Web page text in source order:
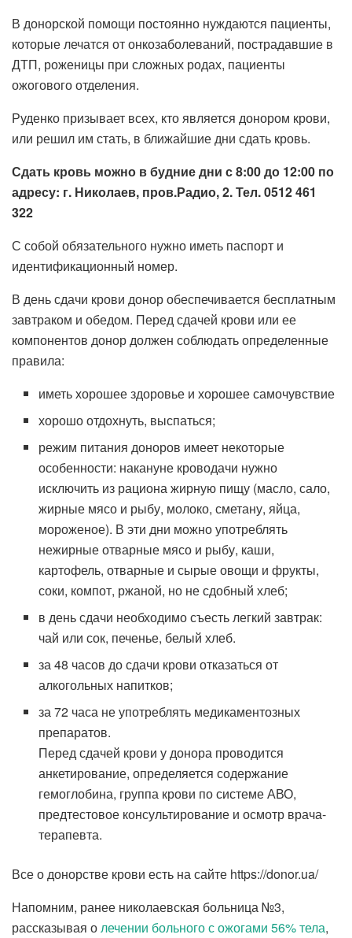
В донорской помощи постоянно нуждаются пациенты,
которые лечатся от онкозаболеваний, пострадавшие в
ДТП, роженицы при сложных родах, пациенты
ожогового отделения.
Руденко призывает всех, кто является донором крови,
или решил им стать, в ближайшие дни сдать кровь.
Сдать кровь можно в будние дни с 8:00 до 12:00 по
адресу: г. Николаев, пров.Радио, 2. Тел. 0512 461
322
С собой обязательного нужно иметь паспорт и
идентификационный номер.
В день сдачи крови донор обеспечивается бесплатным
завтраком и обедом. Перед сдачей крови или ее
компонентов донор должен соблюдать определенные
правила:
иметь хорошее здоровье и хорошее самочувствие
хорошо отдохнуть, выспаться;
режим питания доноров имеет некоторые
особенности: накануне кроводачи нужно
исключить из рациона жирную пищу (масло, сало,
жирные мясо и рыбу, молоко, сметану, яйца,
мороженое). В эти дни можно употреблять
нежирные отварные мясо и рыбу, каши,
картофель, отварные и сырые овощи и фрукты,
соки, компот, ржаной, но не сдобный хлеб;
в день сдачи необходимо съесть легкий завтрак:
чай или сок, печенье, белый хлеб.
за 48 часов до сдачи крови отказаться от
алкогольных напитков;
за 72 часа не употреблять медикаментозных
препаратов.
Перед сдачей крови у донора проводится
анкетирование, определяется содержание
гемоглобина, группа крови по системе АВО,
предтестовое консультирование и осмотр врача-
терапевта.
Все о донорстве крови есть на сайте https://donor.ua/
Напомним, ранее николаевская больница №3,
рассказывая олечении больного с ожогами 56% тела,